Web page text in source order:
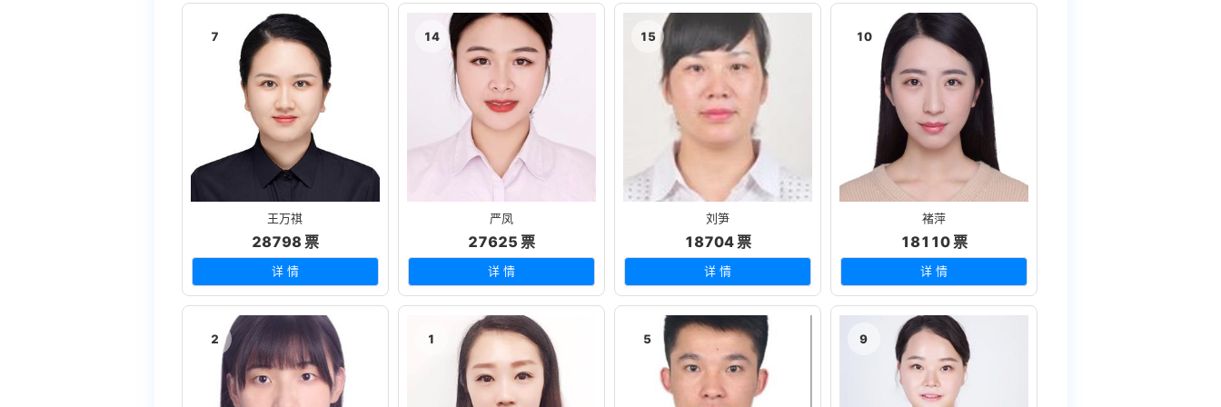
王万祺
28798 票
7
详 情
严凤
27625 票
14
详 情
刘笋
18704 票
15
详 情
褚萍
18110 票
10
详 情
2 1 5 9